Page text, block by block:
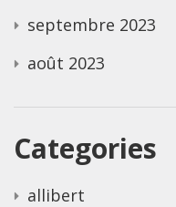
septembre 2023
août 2023
Categories
allibert